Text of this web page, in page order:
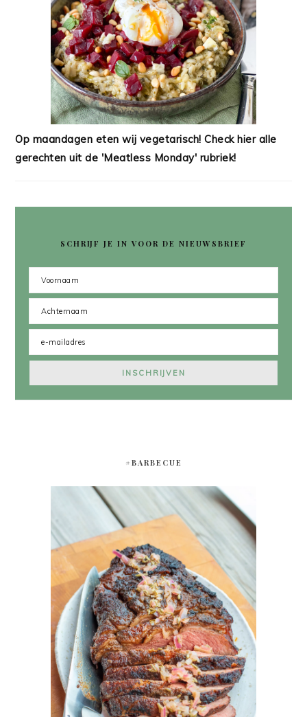
Op maandagen eten wij vegetarisch! Check hier alle
gerechten uit de 'Meatless Monday' rubriek!
SCHRIJF JE IN VOOR DE NIEUWSBRIEF
#BARBECUE